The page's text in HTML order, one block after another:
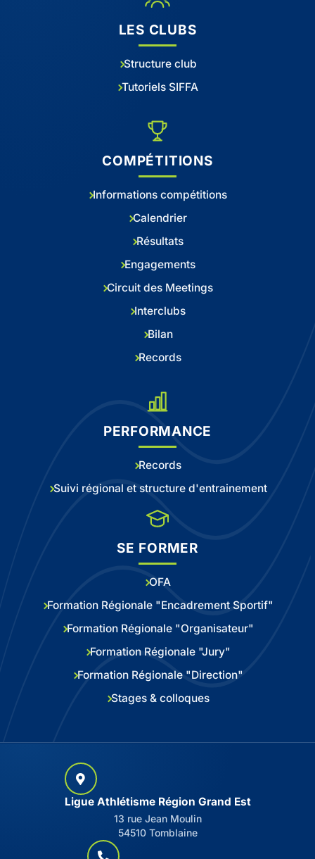
LES CLUBS
Structure club
Tutoriels SIFFA
COMPÉTITIONS
Informations compétitions
Calendrier
Résultats
Engagements
Circuit des Meetings
Interclubs
Bilan
Records
PERFORMANCE
Records
Suivi régional et structure d'entrainement
SE FORMER
OFA
Formation Régionale "Encadrement Sportif"
Formation Régionale "Organisateur"
Formation Régionale "Jury"
Formation Régionale "Direction"
Stages & colloques
Ligue Athlétisme Région Grand Est
13 rue Jean Moulin
54510 Tomblaine